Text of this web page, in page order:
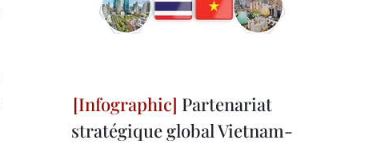
Partenariat
stratégique global Vietnam-